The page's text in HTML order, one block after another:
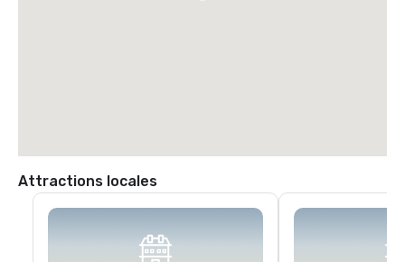
Attractions locales